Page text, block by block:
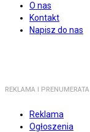
O nas
Kontakt
Napisz do nas
REKLAMA I PRENUMERATA
Reklama
Ogłoszenia